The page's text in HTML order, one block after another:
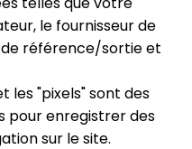
le fournisseur de
référence/sortie et
les "pixels" sont des
pour enregistrer des
sur le site.